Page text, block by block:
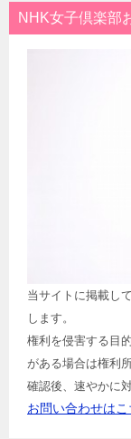
NHK女子倶楽部
当サイトに掲載し
します。
権利を侵害する目
がある場合は権利
確認後、速やかに
お問い合わせはこ